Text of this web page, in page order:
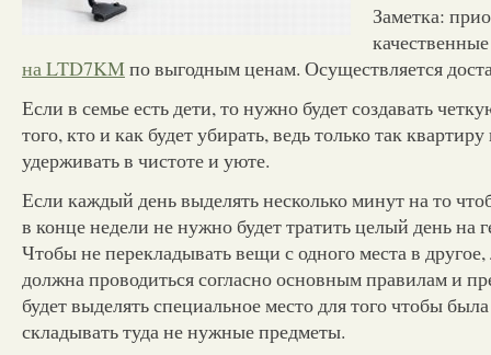
Заметка:
на LTD7KMпо выгодным ценам. Осуществляется
Если в семье есть дети, то нужно будет создавать
того, кто и как будет убирать, ведь только так
удерживать в чистоте и уюте.
Если каждый день выделять несколько минут на то
в конце недели не нужно будет тратить целый день на
Чтобы не перекладывать вещи с одного места в
должна проводиться согласно основным правилам и
будет выделять специальное место для того чтобы
складывать туда не нужные предметы.